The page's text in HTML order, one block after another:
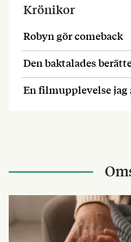
Krönikor
Robyn gör comeback
Den baktalades
En filmupplevelse